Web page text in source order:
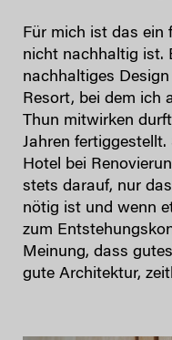
Für mich ist das ein
nicht nachhaltig ist.
nachhaltiges
Resort, bei dem ich
Thun mitwirken
Jahren
Hotel bei
stets darauf, nur
nötig ist und wenn
zum
Meinung, dass
gute Architektur,